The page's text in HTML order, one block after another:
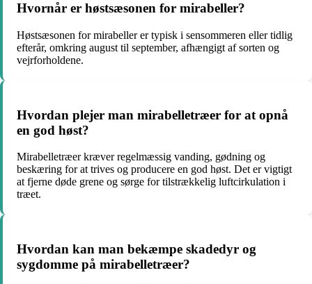
Hvornår er høstsæsonen for mirabeller?
Høstsæsonen for mirabeller er typisk i sensommeren eller tidlig
efterår, omkring august til september, afhængigt af sorten og
vejrforholdene.
Hvordan plejer man mirabelletræer for at opnå
en god høst?
Mirabelletræer kræver regelmæssig vanding, gødning og
beskæring for at trives og producere en god høst. Det er vigtigt
at fjerne døde grene og sørge for tilstrækkelig luftcirkulation i
træet.
Hvordan kan man bekæmpe skadedyr og
sygdomme på mirabelletræer?